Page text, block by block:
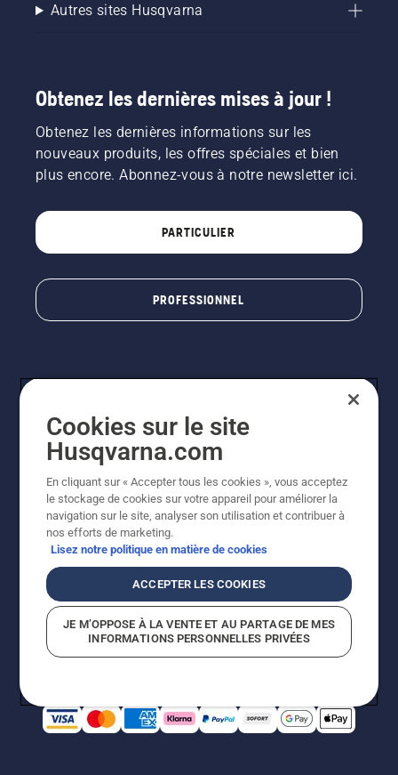
Autres sites Husqvarna
Obtenez les dernières mises à jour !
Obtenez les dernières informations sur les
nouveaux produits, les offres spéciales et bien
plus encore. Abonnez-vous à notre newsletter ici.
PARTICULIER
PROFESSIONNEL
© Husqvarna AB (publ). Tous droits réservés. Les prix
indiqués sont à titre indicatif de Husqvarna Schweiz AG
aux revendeurs participants, prix en CHF, TVA 8,1 % et
TAR incluses. Sous réserve de modification. Tous les
prix indiqués sont des prix de vente recommandés (TVA
incluse), sauf si le produit est disponible pour un achat
Politique relative aux cookiesConditions d'utilisation
Avis de confidentialitéImpressionCGVL Shop en ligne
Signalement de violations présumées
Cookies sur le site
Husqvarna.com
En cliquant sur « Accepter tous les cookies », vous acceptez
le stockage de cookies sur votre appareil pour améliorer la
navigation sur le site, analyser son utilisation et contribuer à
nos efforts de marketing.
Lisez notre politique en matière de cookies
ACCEPTER LES COOKIES
JE M’OPPOSE À LA VENTE ET AU PARTAGE DE MES
INFORMATIONS PERSONNELLES PRIVÉES